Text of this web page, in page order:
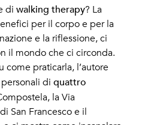
diwalking therapy? La
per il corpo e per la
e la riflessione, ci
il mondo che ci circonda.
come praticarla, l’autore
personali diquattro
la Via
San Francesco e il